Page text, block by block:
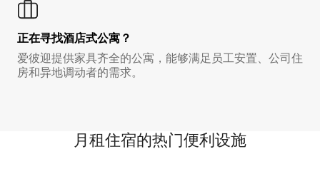
正在寻找酒店式公寓？
爱彼迎提供家具齐全的公寓，能够满足员工安置、公司住
房和异地调动者的需求。
月租住宿的热门便利设施